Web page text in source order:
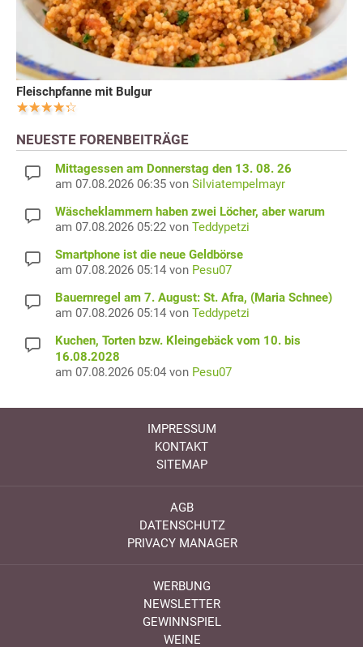
Fleischpfanne mit Bulgur
NEUESTE FORENBEITRÄGE
Mittagessen am Donnerstag den 13. 08. 26
am 07.08.2026 06:35 von Silviatempelmayr
Wäscheklammern haben zwei Löcher, aber warum
am 07.08.2026 05:22 von Teddypetzi
Smartphone ist die neue Geldbörse
am 07.08.2026 05:14 von Pesu07
Bauernregel am 7. August: St. Afra, (Maria Schnee)
am 07.08.2026 05:14 von Teddypetzi
Kuchen, Torten bzw. Kleingebäck vom 10. bis
16.08.2028
am 07.08.2026 05:04 von Pesu07
IMPRESSUM
KONTAKT
SITEMAP
AGB
DATENSCHUTZ
PRIVACY MANAGER
WERBUNG
NEWSLETTER
GEWINNSPIEL
WEINE